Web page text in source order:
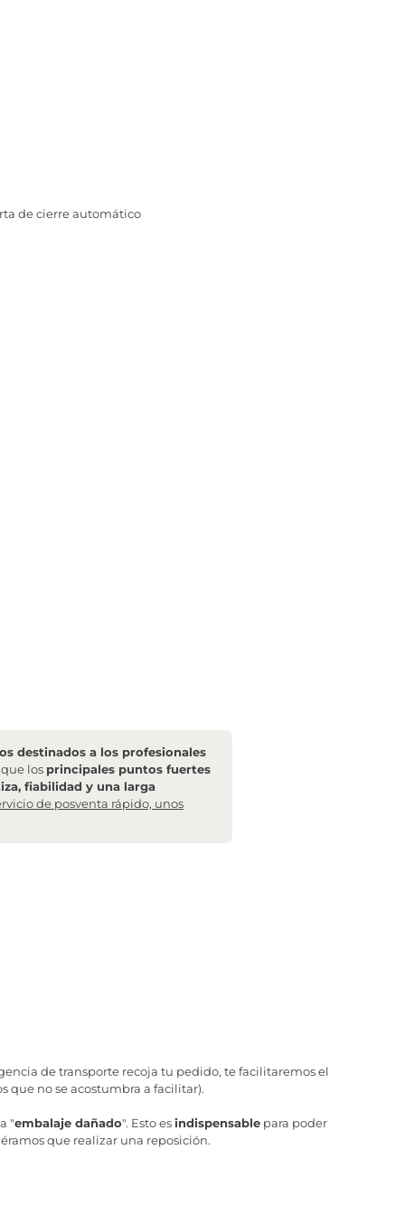
de cierre automático
destinados a los profesionales
los principales puntos fuertes
fiabilidad y una larga
de posventa rápido, unos
de transporte recoja tu pedido, te facilitaremos el
que no se acostumbra a facilitar).
"embalaje dañado". Esto esindispensablepara poder
que realizar una reposición.